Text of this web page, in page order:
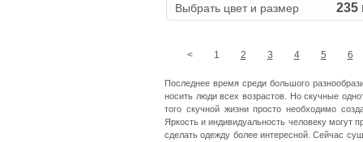
Выбрать цвет и размер 235
< 1 2 3 4 5 6
Последнее время среди большого
носить люди всех возрастов. Но скучные
того скучной жизни просто необходимо
Яркость и индивидуальность человеку могут
сделать одежду более интересной. Сейчас